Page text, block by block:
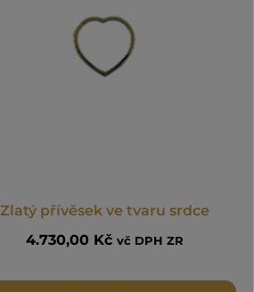
Zlatý přívěsek ve tvaru srdce
4.730,00 Kč vč DPH ZR